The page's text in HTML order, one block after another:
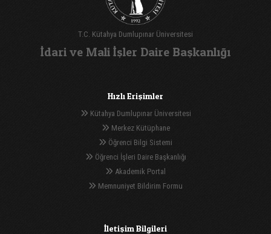
T.C. Kütahya Dumlupınar Üniversitesi
İdari ve Mali İşler Daire Başkanlığı
Hızlı Erişimler
Kütahya Dumlupınar Üniversitesi
Merkez Kütüphane
Öğrenci Bilgi Sistemi
Öğrenci İşleri Daire Başkanlığı
Akademik Portal
Memnuniyet Bildirim Formu
İletişim Bilgileri